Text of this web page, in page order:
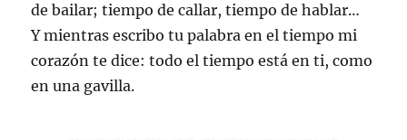
de bailar; tiempo de callar, tiempo de hablar…
Y mientras escribo tu palabra en el tiempo mi
corazón te dice: todo el tiempo está en ti, como
en una gavilla.